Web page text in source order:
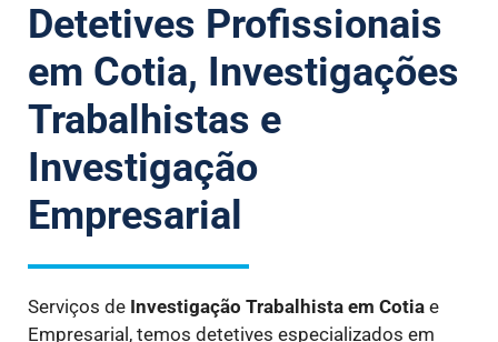
Detetives Profissionais
em Cotia, Investigações
Trabalhistas e
Investigação
Empresarial
Serviços de Investigação Trabalhista em Cotia e
Empresarial, temos detetives especializados em